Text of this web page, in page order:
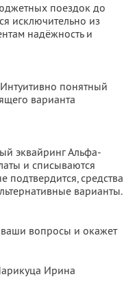
поездок до
исключительно из
надёжность и
понятный
варианта
эквайринг Альфа-
и списываются
средства
варианты.
ваши вопросы и окажет
Ирина